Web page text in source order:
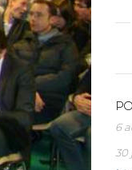
6
30